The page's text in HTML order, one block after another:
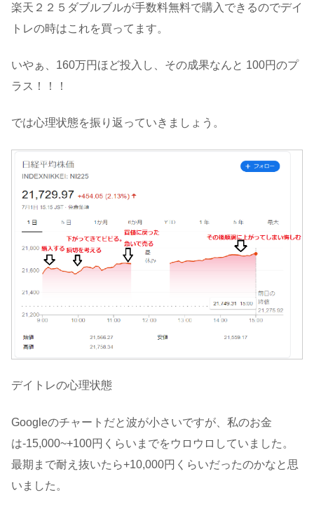
楽天２２５ダブルブルが手数料無料で購入できるのでデイ
トレの時はこれを買ってます。
いやぁ、160万円ほど投入し、その成果なんと 100円のプ
ラス！！！
では心理状態を振り返っていきましょう。
デイトレの心理状態
Googleのチャートだと波が小さいですが、私のお金
は-15,000~+100円くらいまでをウロウロしていました。
最期まで耐え抜いたら+10,000円くらいだったのかなと思
いました。